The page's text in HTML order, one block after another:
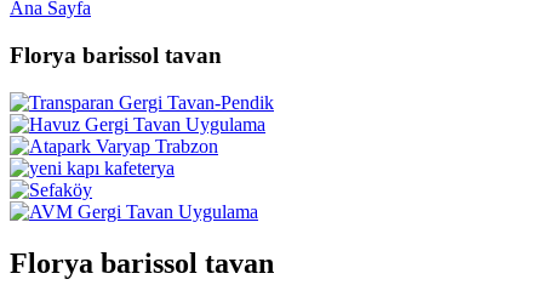
Ana Sayfa
Florya barissol tavan
Florya barissol tavan